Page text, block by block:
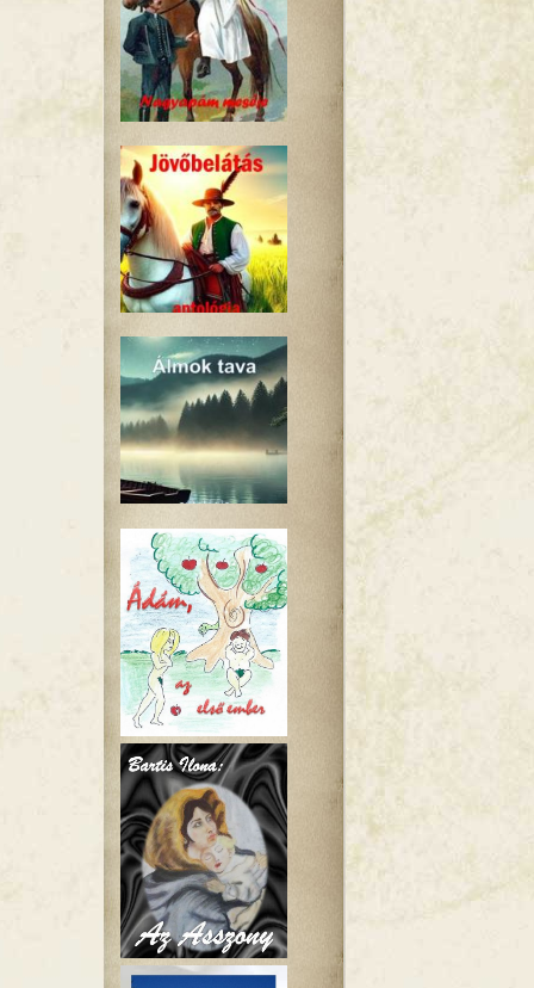
tartalommal kapcsolatosan
tartalommal kapcsolatosan